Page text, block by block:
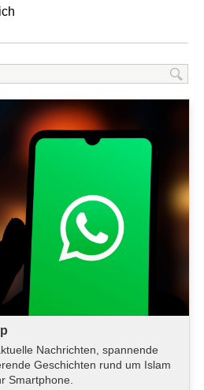
Nachrichten, spannende
Geschichten rund um Islam
Smartphone.